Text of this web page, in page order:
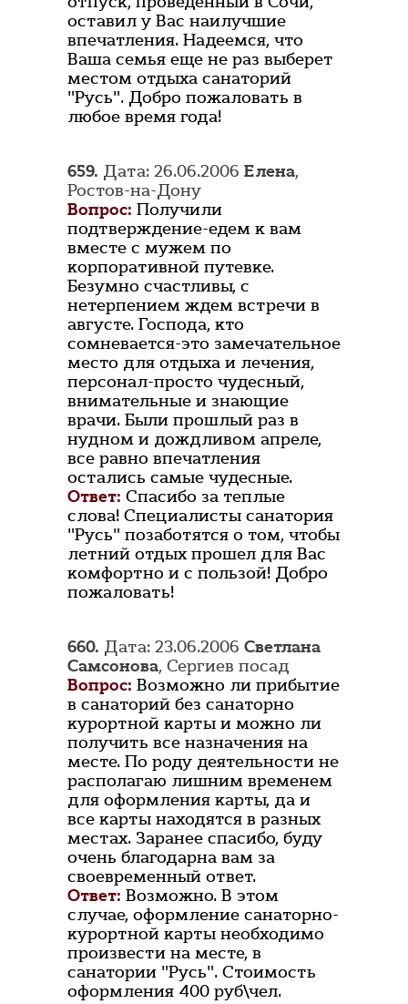
оставил у Вас наилучшие
впечатления. Надеемся, что
Ваша семья еще не раз выберет
местом отдыха санаторий
"Русь". Добро пожаловать в
любое время года!
659. Дата: 26.06.2006 Елена,
Ростов-на-Дону
Вопрос: Получили
подтверждение-едем к вам
вместе с мужем по
корпоративной путевке.
Безумно счастливы, с
нетерпением ждем встречи в
августе. Господа, кто
сомневается-это замечательное
место для отдыха и лечения,
персонал-просто чудесный,
внимательные и знающие
врачи. Были прошлый раз в
нудном и дождливом апреле,
все равно впечатления
остались самые чудесные.
Ответ: Спасибо за теплые
слова! Специалисты санатория
"Русь" позаботятся о том, чтобы
летний отдых прошел для Вас
комфортно и с пользой! Добро
пожаловать!
660. Дата: 23.06.2006 Светлана
Самсонова, Сергиев посад
Вопрос: Возможно ли прибытие
в санаторий без санаторно
курортной карты и можно ли
получить все назначения на
месте. По роду деятельности не
располагаю лишним временем
для оформления карты, да и
все карты находятся в разных
местах. Заранее спасибо, буду
очень благодарна вам за
своевременный ответ.
Ответ: Возможно. В этом
случае, оформление санаторно-
курортной карты необходимо
произвести на месте, в
санатории "Русь". Стоимость
оформления 400 руб\чел.